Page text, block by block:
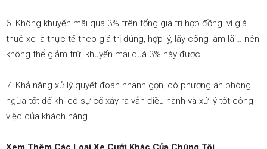
6. Không khuyến mãi quá 3% trên tổng giá trị hợp đồng: vì giá
thuê xe là thực tế theo giá trị đúng, hợp lý, lấy công làm lãi… nên
không thể giảm trừ, khuyến mại quá 3% này được.
7. Khả năng xử lý quyết đoán nhanh gọn, có phương án phòng
ngừa tốt để khi có sự cố xảy ra vẫn điều hành và xử lý tốt công
việc của khách hàng.